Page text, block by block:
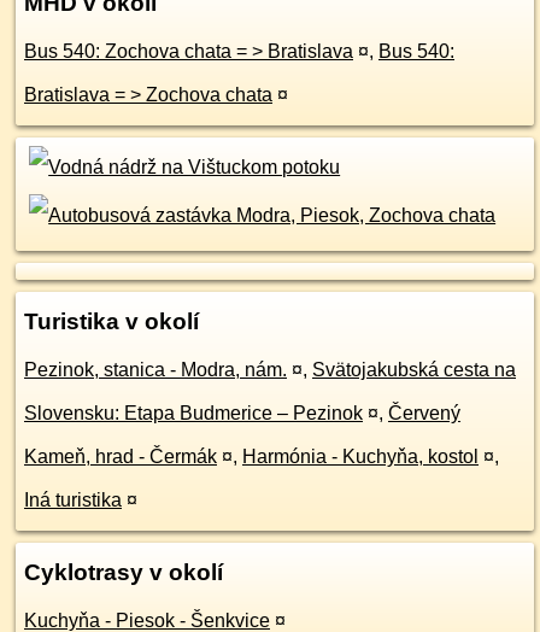
Bus 540: Zochova chata = > Bratislava ¤, Bus 540:
Bratislava = > Zochova chata ¤
Turistika v okolí
Pezinok, stanica - Modra, nám. ¤, Svätojakubská cesta na
Slovensku: Etapa Budmerice – Pezinok ¤, Červený
Kameň, hrad - Čermák ¤, Harmónia - Kuchyňa, kostol ¤,
Iná turistika ¤
Cyklotrasy v okolí
Kuchyňa - Piesok - Šenkvice ¤